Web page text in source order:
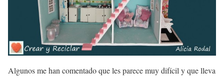
Algunos me han comentado que les parece muy difícil y que lleva